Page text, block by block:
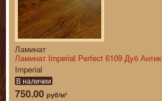
Ламинат
Ламинат Imperial Perfect 6109 Дуб Антик
Imperial
В наличии
750.00 руб/м²